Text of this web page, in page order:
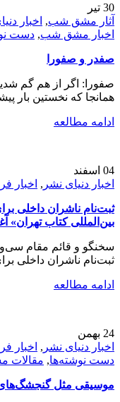
30 تیر
آثار مشق شب, اخبار
اخبار مشق شب, دست
صفدر و صفورا
صفورا: اگر از هم گم
همانجا که نخستین بار
ادامه مطالعه
04 اسفند
اخبار دنیای نشر , اخبار
ثبت‌نام ناشران داخلی
بین‌المللی کتاب تهران»
سخنگو و قائم مقام
ثبت‌نام ناشران داخلی
ادامه مطالعه
24 بهمن
اخبار دنیای نشر , اخبار
دست نوشته‌ها,
موسیقی مثل